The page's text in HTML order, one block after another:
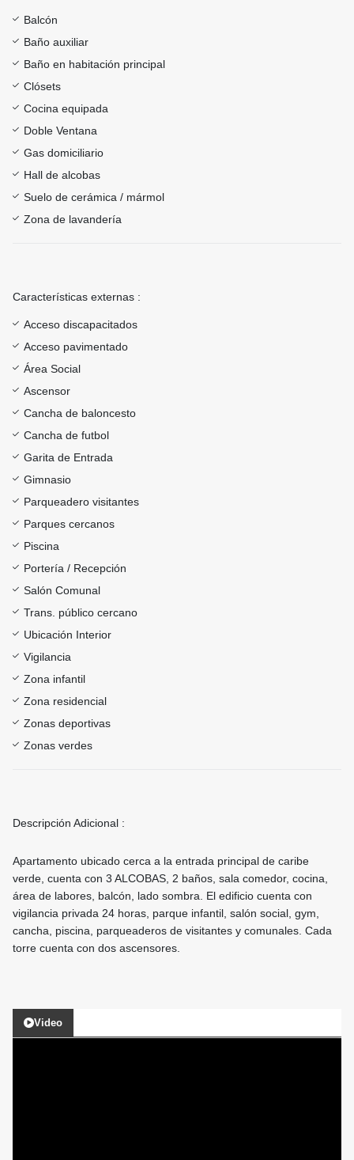
Balcón
Baño auxiliar
Baño en habitación principal
Clósets
Cocina equipada
Doble Ventana
Gas domiciliario
Hall de alcobas
Suelo de cerámica / mármol
Zona de lavandería
Características externas :
Acceso discapacitados
Acceso pavimentado
Área Social
Ascensor
Cancha de baloncesto
Cancha de futbol
Garita de Entrada
Gimnasio
Parqueadero visitantes
Parques cercanos
Piscina
Portería / Recepción
Salón Comunal
Trans. público cercano
Ubicación Interior
Vigilancia
Zona infantil
Zona residencial
Zonas deportivas
Zonas verdes
Descripción Adicional :
Apartamento ubicado cerca a la entrada principal de caribe
verde, cuenta con 3 ALCOBAS, 2 baños, sala comedor, cocina,
área de labores, balcón, lado sombra. El edificio cuenta con
vigilancia privada 24 horas, parque infantil, salón social, gym,
cancha, piscina, parqueaderos de visitantes y comunales. Cada
torre cuenta con dos ascensores.
Video